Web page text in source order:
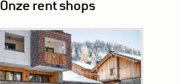
Onze rent shops